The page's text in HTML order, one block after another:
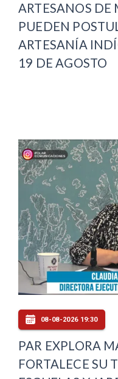
ARTESANOS DE
PUEDEN
ARTESANÍA
19 DE AGOSTO
08-08-2026 19:30
PAR EXPLORA
FORTALECE SU